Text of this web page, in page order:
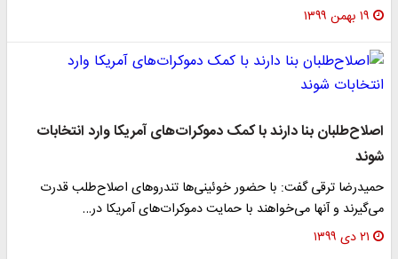
۱۹ بهمن ۱۳۹۹
اصلاح‌طلبان بنا دارند با کمک دموکرات‌های آمریکا وارد انتخابات
شوند
حمیدرضا ترقی گفت: با حضور خوئینی‌ها تندروهای اصلاح‌طلب قدرت
می‌گیرند و آنها می‌خواهند با حمایت دموکرات‌های آمریکا در…
۲۱ دی ۱۳۹۹